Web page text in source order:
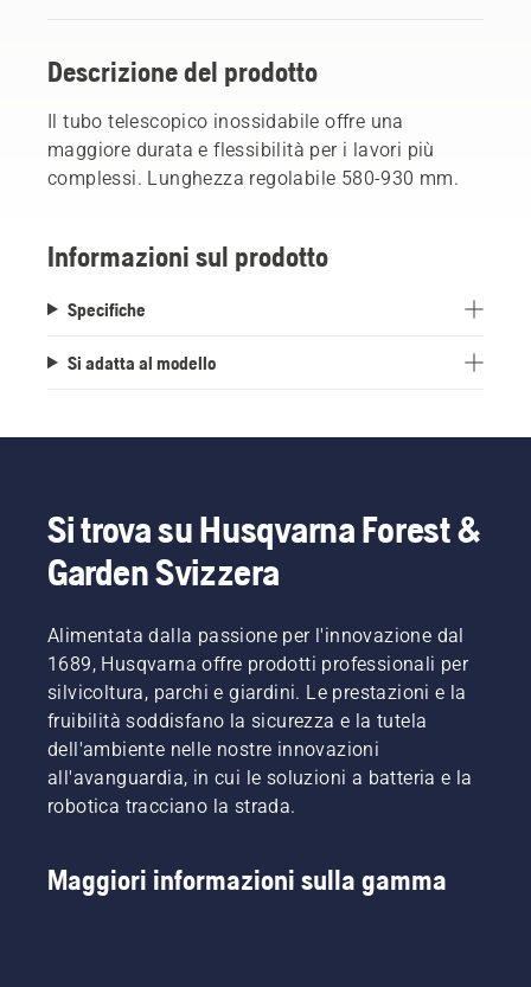
Descrizione del prodotto
Il tubo telescopico inossidabile offre una
maggiore durata e flessibilità per i lavori più
complessi. Lunghezza regolabile 580-930 mm.
Informazioni sul prodotto
Specifiche
Si adatta al modello
Si trova su Husqvarna Forest &
Garden Svizzera
Alimentata dalla passione per l'innovazione dal
1689, Husqvarna offre prodotti professionali per
silvicoltura, parchi e giardini. Le prestazioni e la
fruibilità soddisfano la sicurezza e la tutela
dell'ambiente nelle nostre innovazioni
all'avanguardia, in cui le soluzioni a batteria e la
robotica tracciano la strada.
Maggiori informazioni sulla gamma